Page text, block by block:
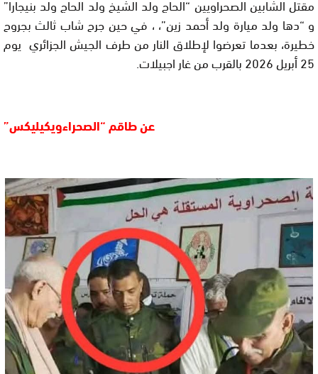
و “دها ولد ميارة ولد أحمد زين”، ، في حين جرح شاب ثالث بجروح
خطيرة، بعدما تعرضوا لإطلاق النار من طرف الجيش الجزائري يوم
25 أبريل 2026 بالقرب من غار اجبيلات.
عن طاقم “الصحراءويكيليكس”